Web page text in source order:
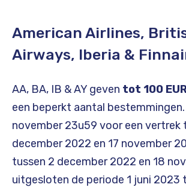
American Airlines,
Airways, Iberia &
AA, BA, IB & AY geven tot 100
een beperkt aantal
november 23u59 voor een vertrek
december 2022 en 17 november
tussen 2 december 2022 en 18
uitgesloten de periode 1 juni 2023